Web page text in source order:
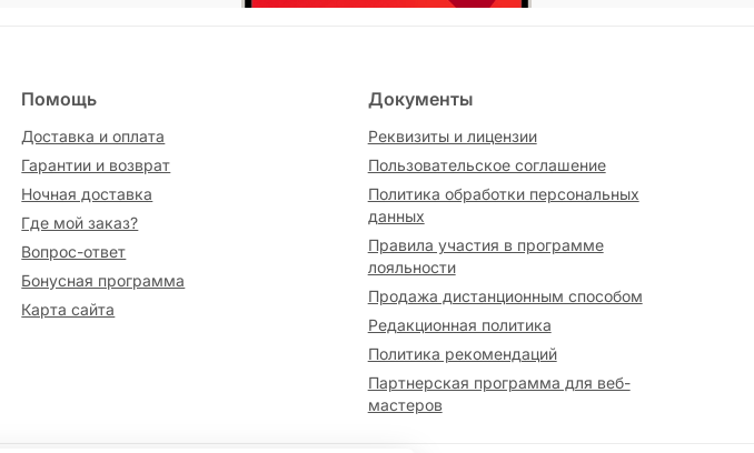
Помощь
Доставка и оплата
Гарантии и возврат
Ночная доставка
Где мой заказ?
Вопрос-ответ
Бонусная программа
Карта сайта
Документы
Реквизиты и лицензии
Пользовательское соглашение
Политика обработки персональных
данных
Правила участия в программе
лояльности
Продажа дистанционным способом
Редакционная политика
Политика рекомендаций
Партнерская программа для веб-
мастеров